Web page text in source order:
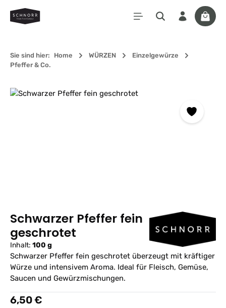
Zum Hauptinhalt springen
Sie sind hier: Home WÜRZEN
Einzelgewürze
Pfeffer & Co.
Bildergalerie überspringen
Schwarzer Pfeffer fein
geschrotet
Inhalt: 100 g
Schwarzer Pfeffer fein geschrotet überzeugt mit kräftiger
Würze und intensivem Aroma. Ideal für Fleisch, Gemüse,
Saucen und Gewürzmischungen.
Regulärer Preis:
6,50 €